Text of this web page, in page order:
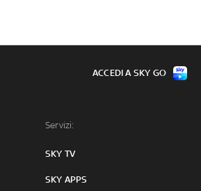
Servizi:
SKY TV
SKY APPS
ACCEDI A SKY GO